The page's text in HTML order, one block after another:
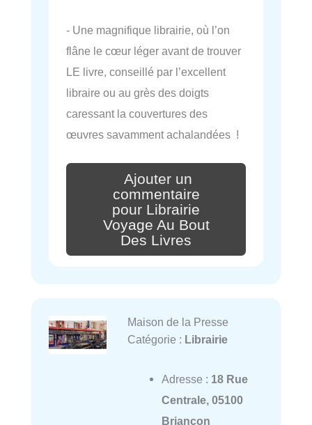
- Une magnifique librairie, où l’on
flâne le cœur léger avant de trouver
LE livre, conseillé par l’excellent
libraire ou au grès des doigts
caressant la couvertures des
œuvres savamment achalandées !
Ajouter un
commentaire
pour Librairie
Voyage Au Bout
Des Livres
Maison de la Presse
Catégorie : Librairie
Adresse : 18 Rue
Centrale, 05100
Briançon